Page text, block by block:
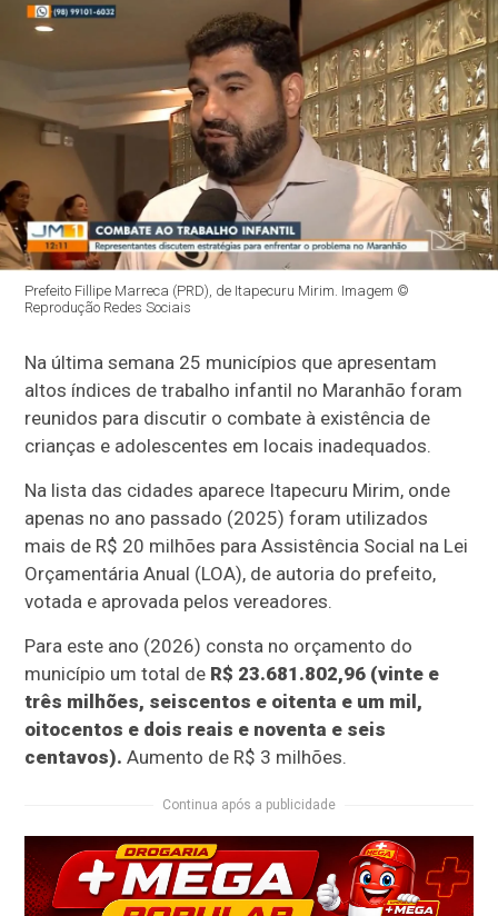
Prefeito Fillipe Marreca (PRD), de Itapecuru Mirim. Imagem ©
Reprodução Redes Sociais
Na última semana 25 municípios que apresentam
altos índices de trabalho infantil no Maranhão foram
reunidos para discutir o combate à existência de
crianças e adolescentes em locais inadequados.
Na lista das cidades aparece Itapecuru Mirim, onde
apenas no ano passado (2025) foram utilizados
mais de R$ 20 milhões para Assistência Social na Lei
Orçamentária Anual (LOA), de autoria do prefeito,
votada e aprovada pelos vereadores.
Para este ano (2026) consta no orçamento do
município um total de R$ 23.681.802,96 (vinte e
três milhões, seiscentos e oitenta e um mil,
oitocentos e dois reais e noventa e seis
centavos). Aumento de R$ 3 milhões.
Continua após a publicidade